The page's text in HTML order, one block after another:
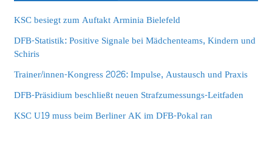
KSC besiegt zum Auftakt Arminia Bielefeld
DFB-Statistik: Positive Signale bei Mädchenteams, Kindern und
Schiris
Trainer/innen-Kongress 2026: Impulse, Austausch und Praxis
DFB-Präsidium beschließt neuen Strafzumessungs-Leitfaden
KSC U19 muss beim Berliner AK im DFB-Pokal ran